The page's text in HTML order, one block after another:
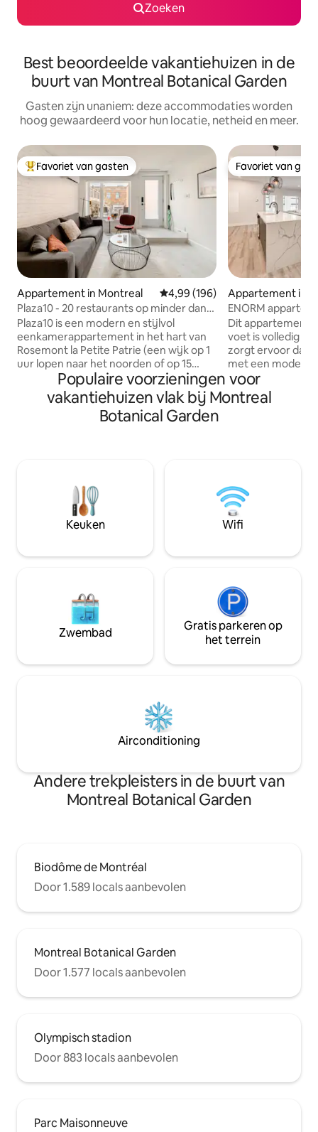
Zoeken
Best beoordeelde vakantiehuizen in de
buurt van Montreal Botanical Garden
Gasten zijn unaniem: deze accommodaties worden
hoog gewaardeerd voor hun locatie, netheid en meer.
Topfavoriet van gasten
Favoriet van gasten
Appartement in Montreal Gemiddelde beoordeling van
4,99 (196)
Plaza10 - 20 restaurants op minder dan
tien minuten lopen
Plaza10 is een modern en stijlvol
eenkamerappartement in het hart van
Rosemont la Petite Patrie (een wijk op 1
uur lopen naar het noorden of op 15
minuten rijden van het centrum van
Montreal). Het is een gebied vol
restaurants, cafés, winkels en
entertainment, waardoor het de ideale
een volledig uitgeruste keuken, een
eigen terras, verwarmde stralende
vloeren, elektrische open haard in de
woonkamer en slaapkamer
Favoriet van
Favoriet van
Appartement in
ENORM
VIERKANTE
Hubert
Dit appartement
voet is volledig
zorgt ervoor dat
met een modern
gecharmeerd
en het
enorme volledig
appartement
Toegang tot het
oktober CITQ-
Populaire voorzieningen voor
vakantiehuizen vlak bij Montreal
Botanical Garden
Keuken Wifi
Zwembad
Gratis parkeren op
het terrein
Airconditioning
Andere trekpleisters in de buurt van
Montreal Botanical Garden
Biodôme de Montréal
Door 1.589 locals aanbevolen
Montreal Botanical Garden
Door 1.577 locals aanbevolen
Olympisch stadion
Door 883 locals aanbevolen
Parc Maisonneuve